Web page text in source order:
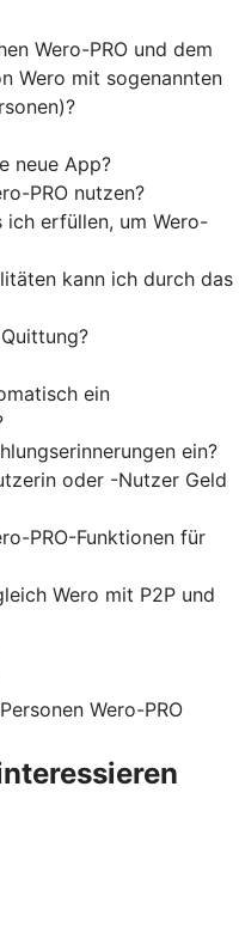
Wero-PRO und dem
Wero mit sogenannten
neue App?
PRO nutzen?
ich erfüllen, um Wero-
kann ich durch das
ein
ein?
oder -Nutzer Geld
PRO-Funktionen für
Wero mit P2P und
Wero-PRO